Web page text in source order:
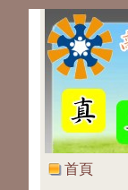
:::
首頁